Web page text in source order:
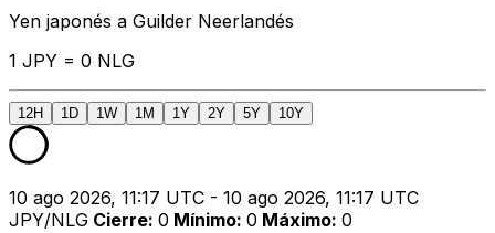
Yen japonés a Guilder Neerlandés
1 JPY = 0 NLG
12H 1D 1W 1M 1Y 2Y 5Y 10Y
10 ago 2026, 11:17 UTC - 10 ago 2026, 11:17 UTC
JPY/NLG Cierre: 0 Mínimo: 0 Máximo: 0